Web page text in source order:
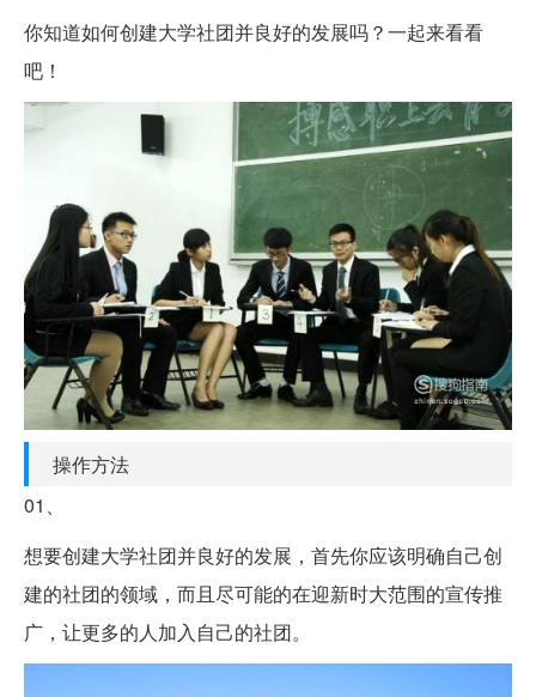
你知道如何创建大学社团并良好的发展吗？一起来看看
吧！
操作方法
01、
想要创建大学社团并良好的发展，首先你应该明确自己创
建的社团的领域，而且尽可能的在迎新时大范围的宣传推
广，让更多的人加入自己的社团。